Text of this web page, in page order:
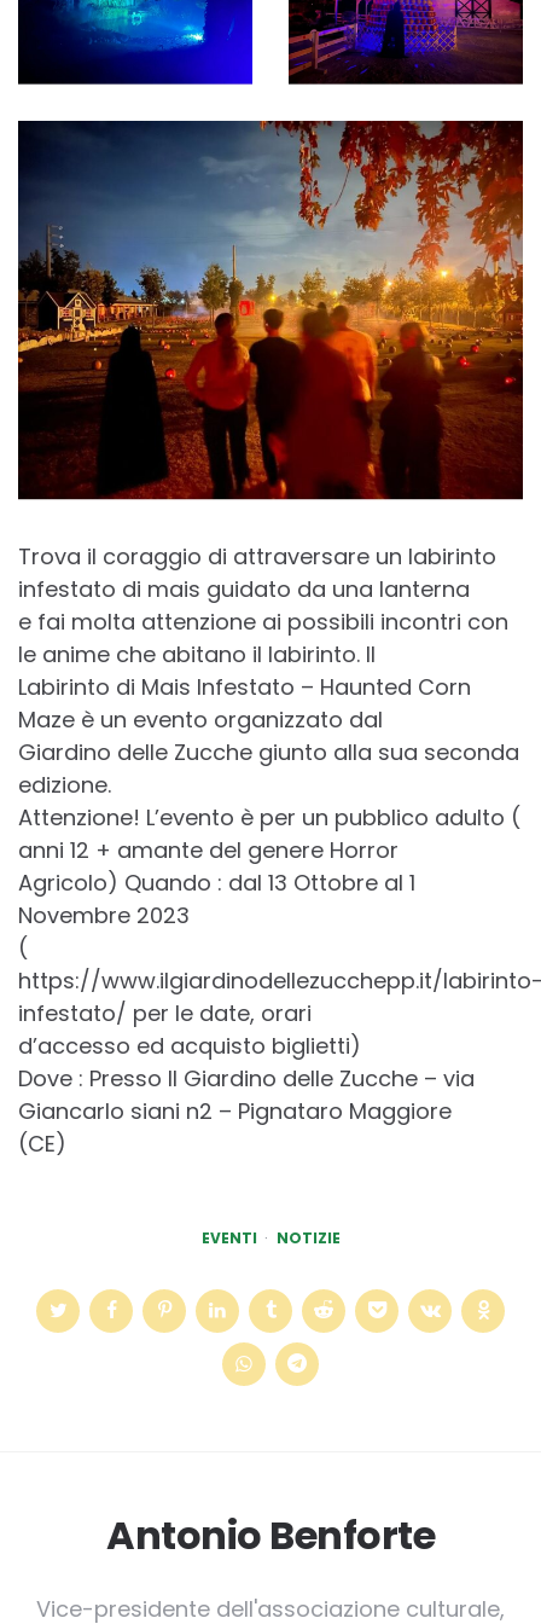
Trova il coraggio di attraversare un labirinto
infestato di mais guidato da una lanterna
e fai molta attenzione ai possibili incontri con
le anime che abitano il labirinto. II
Labirinto di Mais Infestato – Haunted Corn
Maze è un evento organizzato dal
Giardino delle Zucche giunto alla sua seconda
edizione.
Attenzione! L’evento è per un pubblico adulto (
anni 12 + amante del genere Horror
Agricolo) Quando : dal 13 Ottobre al 1
Novembre 2023
(
https://www.ilgiardinodellezucchepp.it/
infestato/ per le date, orari
d’accesso ed acquisto biglietti)
Dove : Presso II Giardino delle Zucche – via
Giancarlo siani n2 – Pignataro Maggiore
(CE)
EVENTI NOTIZIE
Antonio Benforte
Vice-presidente dell'associazione culturale,